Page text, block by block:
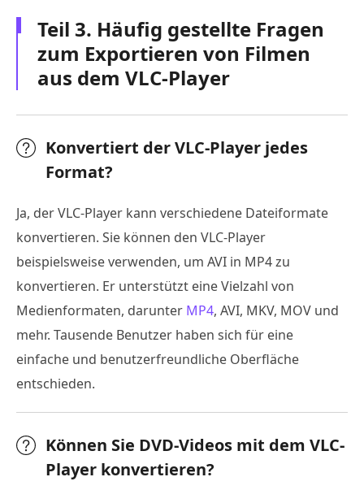
Teil 3. Häufig gestellte Fragen
zum Exportieren von Filmen
aus dem VLC-Player
Konvertiert der VLC-Player jedes
Format?
Ja, der VLC-Player kann verschiedene Dateiformate
konvertieren. Sie können den VLC-Player
beispielsweise verwenden, um AVI in MP4 zu
konvertieren. Er unterstützt eine Vielzahl von
Medienformaten, darunter MP4, AVI, MKV, MOV und
mehr. Tausende Benutzer haben sich für eine
einfache und benutzerfreundliche Oberfläche
entschieden.
Können Sie DVD-Videos mit dem VLC-
Player konvertieren?